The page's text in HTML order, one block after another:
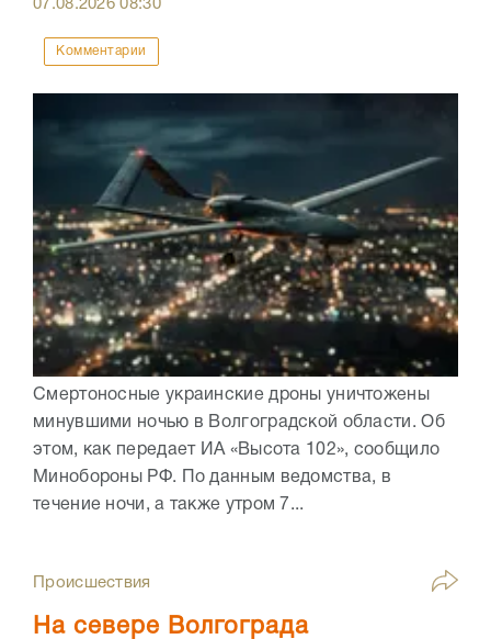
07.08.202608:30
Комментарии
Смертоносные украинские дроны уничтожены
минувшими ночью в Волгоградской области. Об
этом, как передает ИА «Высота 102», сообщило
Минобороны РФ. По данным ведомства, в
течение ночи, а также утром 7...
Происшествия
На севере Волгограда